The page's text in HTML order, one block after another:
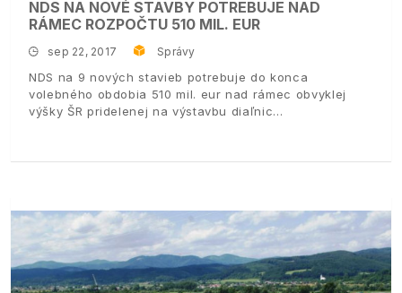
NDS NA NOVÉ STAVBY POTREBUJE NAD
RÁMEC ROZPOČTU 510 MIL. EUR
sep 22, 2017 Správy
NDS na 9 nových stavieb potrebuje do konca
volebného obdobia 510 mil. eur nad rámec obvyklej
výšky ŠR pridelenej na výstavbu diaľnic